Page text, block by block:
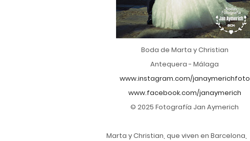
Boda de Marta y Christian
Antequera - Málaga
www.instagram.com/janaymerichfoto
www.facebook.com/janaymerich
© 2025 Fotografía Jan Aymerich
Marta y Christian, que viven en Barcelona,